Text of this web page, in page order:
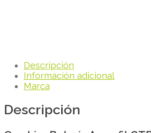
Descripción
Información adicional
Marca
Descripción